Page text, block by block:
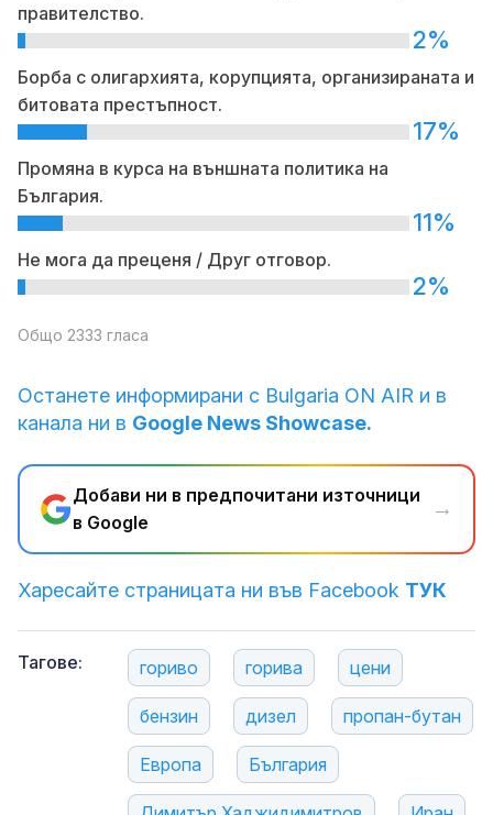
правителство.
2%
Борба с олигархията, корупцията, организираната и
битовата престъпност.
17%
Промяна в курса на външната политика на
България.
11%
Не мога да преценя / Друг отговор.
2%
Общо 2333 гласа
Останете информирани с Bulgaria ON AIR и в
канала ни в Google News Showcase.
Добави ни в предпочитани източници
в Google
→
Харесайте страницата ни във Facebook ТУК
Тагове: гориво горива цени
бензин дизел пропан-бутан
Европа България